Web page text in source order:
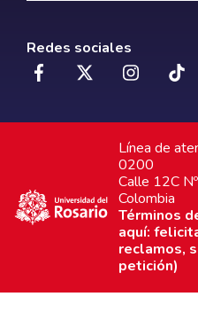
Redes sociales
Línea de
0200
Calle 12C
Colombia
Términos
aquí:
reclamos,
petición)